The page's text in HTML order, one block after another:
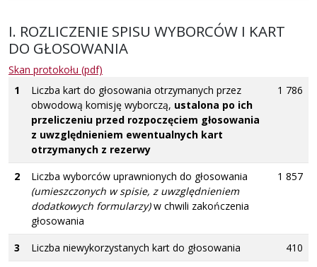
I. ROZLICZENIE SPISU WYBORCÓW I KART
DO GŁOSOWANIA
Skan protokołu (pdf)
1
Liczba kart do głosowania otrzymanych przez
obwodową komisję wyborczą, ustalona po ich
przeliczeniu przed rozpoczęciem głosowania
z uwzględnieniem ewentualnych kart
otrzymanych z rezerwy
1 786
2
Liczba wyborców uprawnionych do głosowania
(umieszczonych w spisie, z uwzględnieniem
dodatkowych formularzy)w chwili zakończenia
głosowania
1 857
3 Liczba niewykorzystanych kart do głosowania 410